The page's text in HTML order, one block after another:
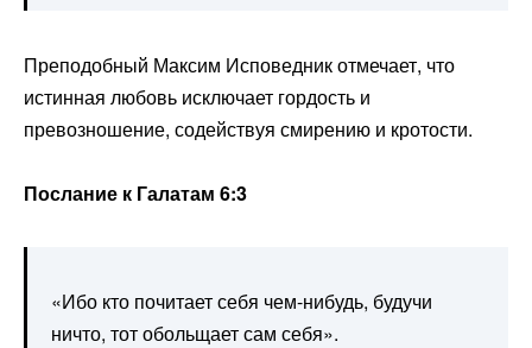
Преподобный Максим Исповедник отмечает, что
истинная любовь исключает гордость и
превозношение, содействуя смирению и кротости.
Послание к Галатам 6:3
«Ибо кто почитает себя чем-нибудь, будучи
ничто, тот обольщает сам себя».